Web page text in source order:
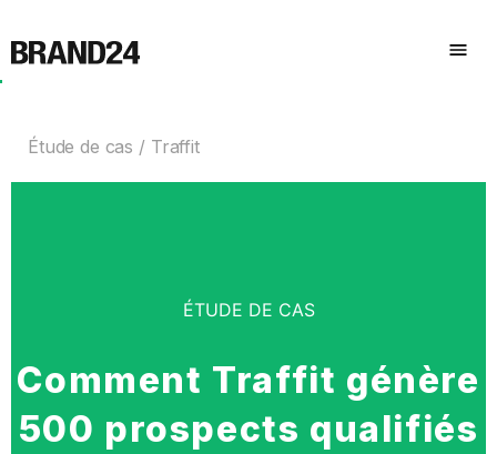
Étude de cas Traffit
ÉTUDE DE CAS
Comment Traffit génère
500 prospects qualifiés